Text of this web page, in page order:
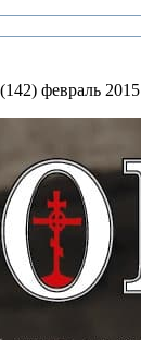
февраль 2015